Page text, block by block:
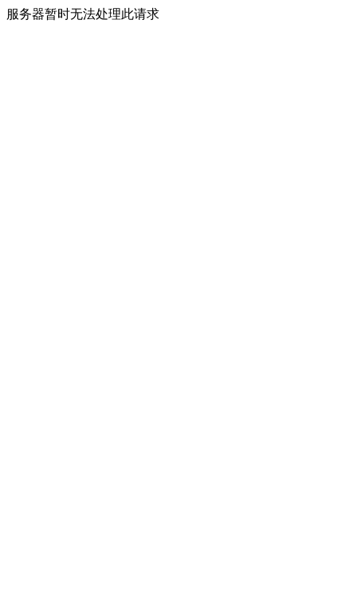
服务器暂时无法处理此请求